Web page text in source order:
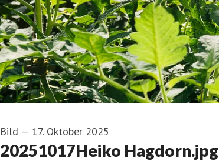
Bild — 17. Oktober 2025
20251017Heiko Hagdorn.jpg